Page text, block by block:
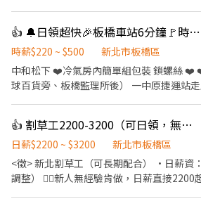
工餐廳餐費補助 💰冷氣廠房/吸菸區 💰錄取
當天下夜 💖長期穩定 可轉正
─────────────────── ⭐工作
久坐組裝、操機、檢驗 ⭐休假制度： 週休
➜ $45760-$73498 (含加班/津貼)
─────────────────── ⭕享
👍 🔔日領超快🎉板橋車站6分鐘🚩時薪2️⃣2️⃣0️⃣月賺70k周休❤️冷氣房內簡單組包裝 鎖螺絲
時薪$220 ~ $500
新北市板橋區
中和松下 ❤️冷氣房內簡單組包裝 鎖螺絲
球百貨旁、板橋監理所後） 一中原捷運站
(*)永和樂華夜市10分鐘 (*)萬華車站10分
(*)樹林車站15分鐘 ✅有置物櫃 ✅可周領
免學歷無經驗 ✅近捷運(中原站) ✅周休二日
氣廠房 ✅非流動線 ✅加班提供小點心 ✅1-
👍 割草工2200-3200（可日領，無經驗肯學來！）
日薪$2200 ~ $3200
新北市板橋區
<徵> 新北割草工（可長期配合） •日薪資
調整） 👉🏻新人無經驗肯做，日薪直接2200